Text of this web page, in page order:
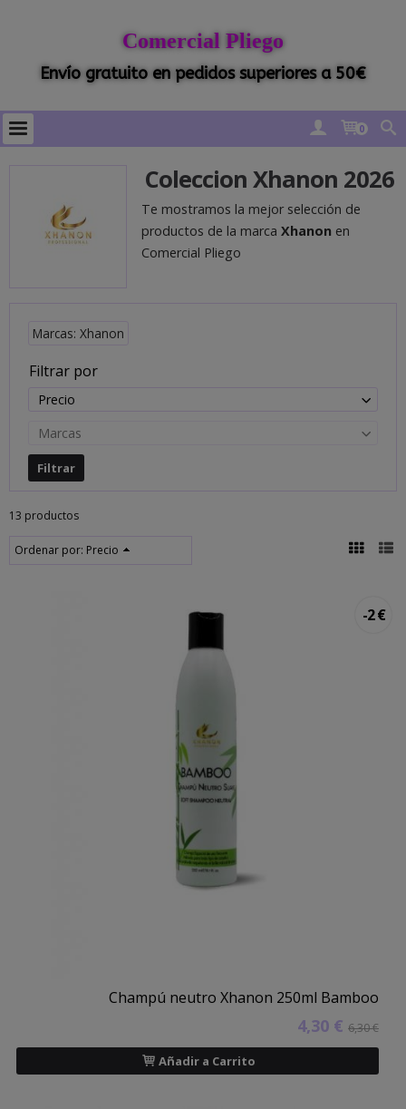
Comercial Pliego
Envío gratuito en pedidos superiores a 50€
0
Coleccion Xhanon 2026
Te mostramos la mejor selección de
productos de la marcaXhanon en
Comercial Pliego
Marcas: Xhanon
Filtrar por
Precio
Marcas
13 productos
Ordenar por: Precio
-2 €
Champú neutro Xhanon 250ml Bamboo
4,30 € 6,30 €
Añadir a Carrito